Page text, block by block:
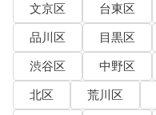
文京区
台東区
品川区
目黒区
渋谷区
中野区
北区
荒川区